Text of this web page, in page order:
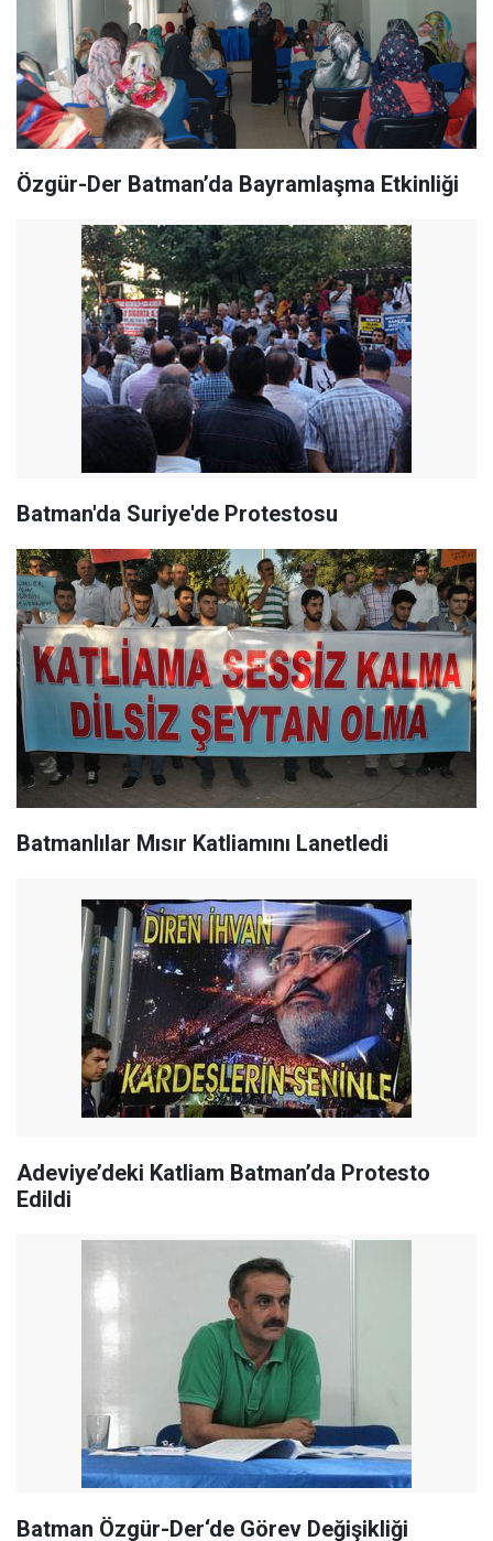
Özgür-Der Batman’da Bayramlaşma Etkinliği
Batman'da Suriye'de Protestosu
Batmanlılar Mısır Katliamını Lanetledi
Adeviye’deki Katliam Batman’da Protesto
Edildi
Batman Özgür-Der‘de Görev Değişikliği